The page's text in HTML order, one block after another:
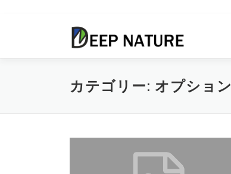
ン
カテゴリー: オプション